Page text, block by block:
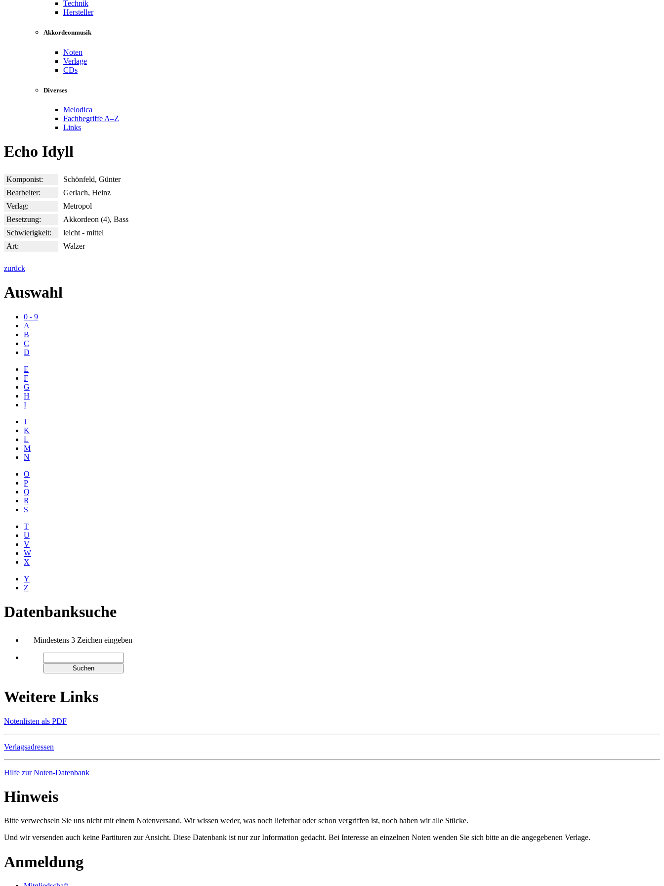
Technik
Hersteller
Akkordeonmusik
Noten
Verlage
CDs
Diverses
Melodica
Fachbegriffe A–Z
Links
Echo Idyll
Komponist:
Schönfeld, Günter
Bearbeiter:
Gerlach, Heinz
Verlag:
Metropol
Besetzung:
Akkordeon (4), Bass
Schwierigkeit:
leicht - mittel
Art:
Walzer
zurück
Auswahl
0 - 9
A
B
C
D
E
F
G
H
I
J
K
L
M
N
O
P
Q
R
S
T
U
V
W
X
Y
Z
Datenbanksuche
Mindestens 3 Zeichen eingeben
Weitere Links
Notenlisten als PDF
Verlagsadressen
Hilfe zur Noten-Datenbank
Hinweis
Bitte verwechseln Sie uns nicht mit einem Notenversand. Wir wissen weder, was noch lieferbar oder schon vergriffen ist, noch haben wir alle Stücke.
Und wir versenden auch keine Partituren zur Ansicht. Diese Datenbank ist nur zur Information gedacht. Bei Interesse an einzelnen Noten wenden Sie sich bitte an die angegebenen Verlage.
Anmeldung